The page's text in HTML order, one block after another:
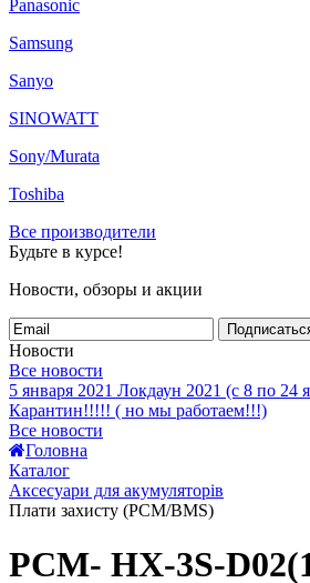
Panasonic
Samsung
Sanyo
SINOWATT
Sony/Murata
Toshiba
Все производители
Будьте в курсе!
Новости, обзоры и акции
Новости
Все новости
5 января 2021 Локдаун 2021 (с 8 по 24
Карантин!!!!! ( но мы работаем!!!)
Все новости
Головна
Каталог
Аксесуари для акумуляторів
Плати захисту (PCM/BMS)
PCM- HX-3S-